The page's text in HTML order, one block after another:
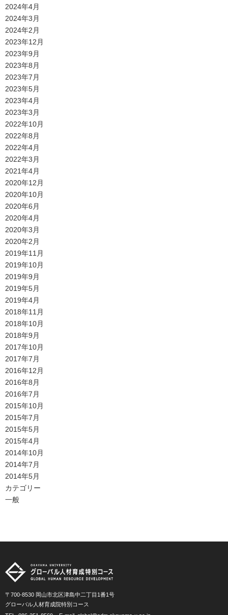
2024年4月
2024年3月
2024年2月
2023年12月
2023年9月
2023年8月
2023年7月
2023年5月
2023年4月
2023年3月
2022年10月
2022年8月
2022年4月
2022年3月
2021年4月
2020年12月
2020年10月
2020年6月
2020年4月
2020年3月
2020年2月
2019年11月
2019年10月
2019年9月
2019年5月
2019年4月
2018年11月
2018年10月
2018年9月
2017年10月
2017年7月
2016年12月
2016年8月
2016年7月
2015年10月
2015年7月
2015年5月
2015年4月
2014年10月
2014年7月
2014年5月
カテゴリー
一般
〒700-8530 岡山市北区津島中二丁目1番1号
グローバル人材育成院特別コース